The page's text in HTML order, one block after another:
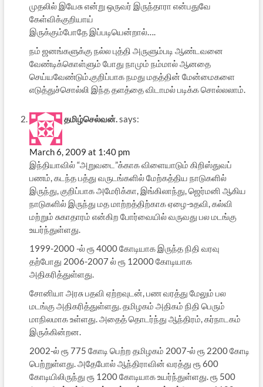
முதலில் இயேசு என்று ஒருவர் இருந்தாரா என்பதுவே
கேள்விக்குறியாய்
இருக்கும்போதே இப்படியென்றால்….
நம் ஜனங்களுக்கு நல்ல புத்தி அருளும்படி ஆண்டவனை
வேண்டிக்கொள்ளும் போது நாமும் நம்மால் ஆனதை
செய்யவேண்டும்.குறிப்பாக நமது மதத்தின் மேன்மைகளை
எடுத்துச்சொல்லி இந்த தளத்தை விடாமல் படிக்க சொல்லலாம்.
தமிழ்செல்வன்.says:
March 6, 2009 at 1:40 pm
இந்தியாவில் “அறுவடை”க்காக விளையாடும் கிறிஸ்துவப்
பணம், கடந்த பத்து வருடங்களில் மேற்கத்திய நாடுகளில்
இருந்து, குறிப்பாக அமேரிக்கா, இங்கிலாந்து, ஜெர்மனி ஆகிய
நாடுகளில் இருந்து மத மாற்றத்திற்காக ஏழை-உதவி, கல்வி
மற்றும் சுகாதாரம் என்கிற போர்வையில் வருவது பல மடங்கு
உயர்ந்துள்ளது.
1999-2000 -ல் ரூ 4000 கோடியாக இருந்த நிதி வரவு
தற்போது 2006-2007 ல் ரூ 12000 கோடியாக
அதிகரித்துள்ளது.
சோனியா அரசு பதவி ஏற்றவுடன், பண வரத்து மேலும் பல
மடங்கு அதிகரித்துள்ளது. தமிழகம் அதிகம் நிதி பெரும்
மாநிலமாக உள்ளது. அதைத் தொடர்ந்து ஆந்திரம், கர்நாடகம்
இருக்கின்றன.
2002-ல் ரூ 775 கோடி பெற்ற தமிழகம் 2007-ல் ரூ 2200 கோடி
பெற்றுள்ளது. அதேபோல் ஆந்திராவின் வரத்து ரூ 600
கோடியிலிருந்து ரூ 1200 கோடியாக உயர்ந்துள்ளது. ரூ 500